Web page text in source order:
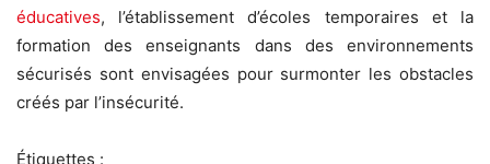
éducatives, l’établissement d’écoles temporaires et la
formation des enseignants dans des environnements
sécurisés sont envisagées pour surmonter les obstacles
créés par l’insécurité.
Étiquettes :